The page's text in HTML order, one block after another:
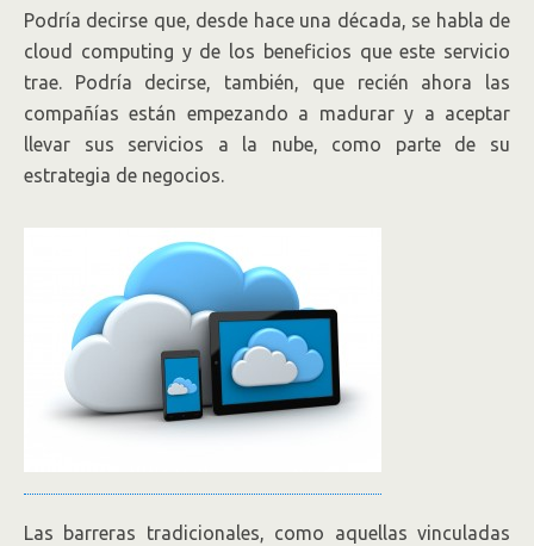
Podría decirse que, desde hace una década, se habla de
cloud computing y de los beneficios que este servicio
trae. Podría decirse, también, que recién ahora las
compañías están empezando a madurar y a aceptar
llevar sus servicios a la nube, como parte de su
estrategia de negocios.
Las barreras tradicionales, como aquellas vinculadas